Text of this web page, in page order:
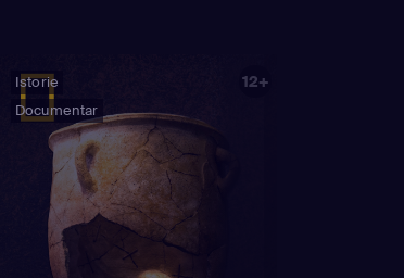
Istorie
Documentar
12+